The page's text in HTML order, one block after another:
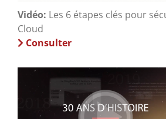
Vidéo: Les 6 étapes clés pour
Cloud
Consulter